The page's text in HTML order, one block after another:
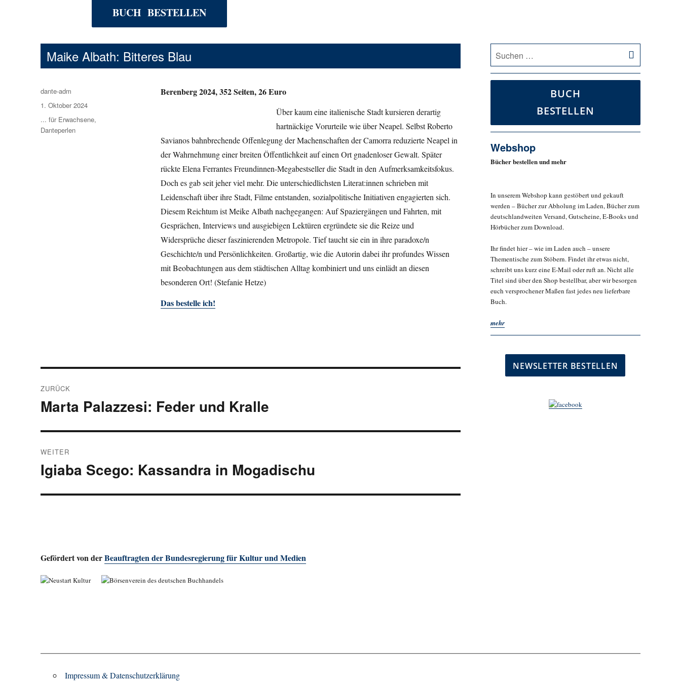
BUCH BESTELLEN
Maike Albath: Bitteres Blau
Berenberg 2024, 352 Seiten, 26 Euro
Über kaum eine italienische Stadt kursieren derartig
hartnäckige Vorurteile wie über Neapel. Selbst Roberto
Savianos bahnbrechende Offenlegung der Machenschaften der Camorra reduzierte Neapel in
der Wahrnehmung einer breiten Öffentlichkeit auf einen Ort gnadenloser Gewalt. Später
rückte Elena Ferrantes Freundinnen-Megabestseller die Stadt in den Aufmerksamkeitsfokus.
Doch es gab seit jeher viel mehr. Die unterschiedlichsten Literat:innen schrieben mit
Leidenschaft über ihre Stadt, Filme entstanden, sozialpolitische Initiativen engagierten sich.
Diesem Reichtum ist Meike Albath nachgegangen: Auf Spaziergängen und Fahrten, mit
Gesprächen, Interviews und ausgiebigen Lektüren ergründete sie die Reize und
Widersprüche dieser faszinierenden Metropole. Tief taucht sie ein in ihre paradoxe/n
Geschichte/n und Persönlichkeiten. Großartig, wie die Autorin dabei ihr profundes Wissen
mit Beobachtungen aus dem städtischen Alltag kombiniert und uns einlädt an diesen
besonderen Ort! (Stefanie Hetze)
Das bestelle ich!
Autor
dante-adm
Veröffentlicht
am
1. Oktober 2024
Kategorien
... für Erwachsene,
Danteperlen
ZURÜCK
Vorheriger
Marta Palazzesi: Feder und Kralle
WEITER
Nächster
Beitrag:
Igiaba Scego: Kassandra in Mogadischu
Gefördert von derBeauftragten der Bundesregierung für Kultur und Medien
nach:
BUCH
BESTELLEN
Webshop
Bücher bestellen und mehr
In unserem Webshop kann gestöbert und gekauft
werden – Bücher zur Abholung im Laden, Bücher zum
deutschlandweiten Versand, Gutscheine, E-Books und
Hörbücher zum Download.
Ihr findet hier – wie im Laden auch – unsere
Thementische zum Stöbern. Findet ihr etwas nicht,
schreibt uns kurz eine E-Mail oder ruft an. Nicht alle
Titel sind über den Shop bestellbar, aber wir besorgen
euch versprochener Maßen fast jedes neu lieferbare
Buch.
mehr
Impressum & Datenschutzerklärung